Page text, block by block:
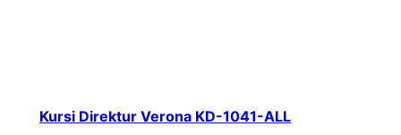
Kursi Direktur Verona KD-1041-ALL